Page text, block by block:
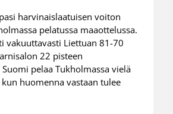
harvinaislaatuisen voiton
pelatussa maaottelussa.
vakuuttavasti Liettuan 81-70
22 pisteen
pelaa Tukholmassa vielä
huomenna vastaan tulee